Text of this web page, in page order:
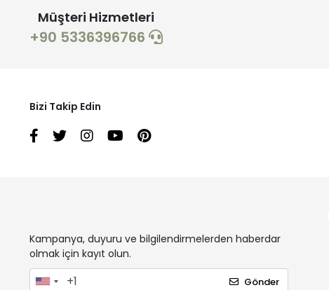
Müşteri Hizmetleri
+90 5336396766
Bizi Takip Edin
Kampanya, duyuru ve bilgilendirmelerden haberdar
olmak için kayıt olun.
Gönder